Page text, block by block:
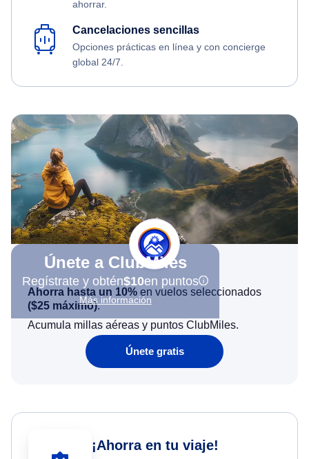
ahorrar.
Cancelaciones sencillas
Opciones prácticas en línea y con concierge
global 24/7.
Únete a ClubMiles
Regístrate y obtén$10en puntos
Más información
Ahorra hasta un 10% en vuelos seleccionados
($25 máximo).
Acumula millas aéreas y puntos ClubMiles.
Únete gratis
¡Ahorra en tu viaje!